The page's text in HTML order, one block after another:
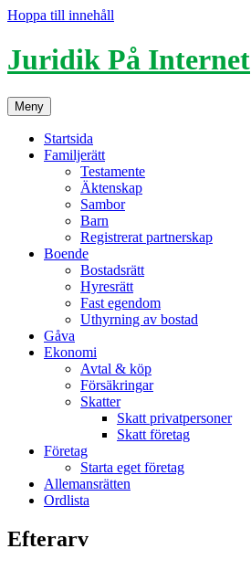
Hoppa till innehåll
Juridik På Internet
Meny
Startsida
Familjerätt
Testamente
Äktenskap
Sambor
Barn
Registrerat partnerskap
Boende
Bostadsrätt
Hyresrätt
Fast egendom
Uthyrning av bostad
Gåva
Ekonomi
Avtal & köp
Försäkringar
Skatter
Skatt privatpersoner
Skatt företag
Företag
Starta eget företag
Allemansrätten
Ordlista
Efterarv